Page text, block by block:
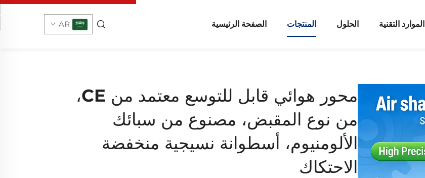
الصفحة الرئيسية المنتجات الحلول الموارد التقنية AR
محور هوائي قابل للتوسع معتمد من CE،
من نوع المقبض، مصنوع من سبائك
الألومنيوم، أسطوانة نسيجية منخفضة
الاحتكاك